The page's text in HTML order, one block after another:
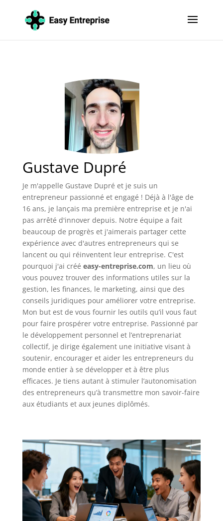
Gustave Dupré
Je m'appelle Gustave Dupré et je suis un
entrepreneur passionné et engagé ! Déjà à l'âge de
16 ans, je lançais ma première entreprise et je n'ai
pas arrêté d'innover depuis. Notre équipe a fait
beaucoup de progrès et j'aimerais partager cette
expérience avec d'autres entrepreneurs qui se
lancent ou qui réinventent leur entreprise. C'est
pourquoi j'ai créé easy-entreprise.com, un lieu où
vous pouvez trouver des informations utiles sur la
gestion, les finances, le marketing, ainsi que des
conseils juridiques pour améliorer votre entreprise.
Mon but est de vous fournir les outils qu’il vous faut
pour faire prospérer votre entreprise. Passionné par
le développement personnel et l’entreprenariat
collectif, je dirige également une initiative visant à
soutenir, encourager et aider les entrepreneurs du
monde entier à se développer et à être plus
efficaces. Je tiens autant à stimuler l’autonomisation
des entrepreneurs qu’à transmettre mon savoir-faire
aux étudiants et aux jeunes diplômés.